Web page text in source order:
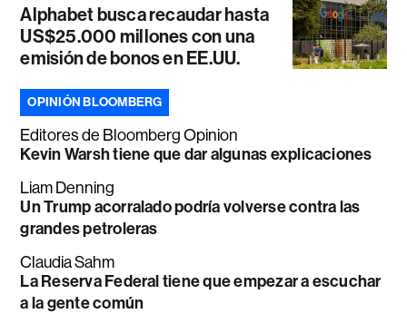
Alphabet busca recaudar hasta
US$25.000 millones con una
emisión de bonos en EE.UU.
OPINIÓN BLOOMBERG
Editores de Bloomberg Opinion
Kevin Warsh tiene que dar algunas explicaciones
Liam Denning
Un Trump acorralado podría volverse contra las
grandes petroleras
Claudia Sahm
La Reserva Federal tiene que empezar a escuchar
a la gente común